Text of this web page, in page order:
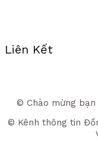
Liên Kết
© Chào mừng bạn
© Kênh thông tin